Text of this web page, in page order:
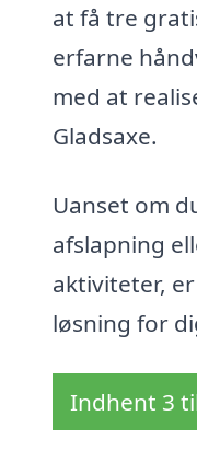
at få tre
erfarne
med at
Gladsaxe.
Uanset om
afslapning
aktiviteter,
løsning for
Indhent 3